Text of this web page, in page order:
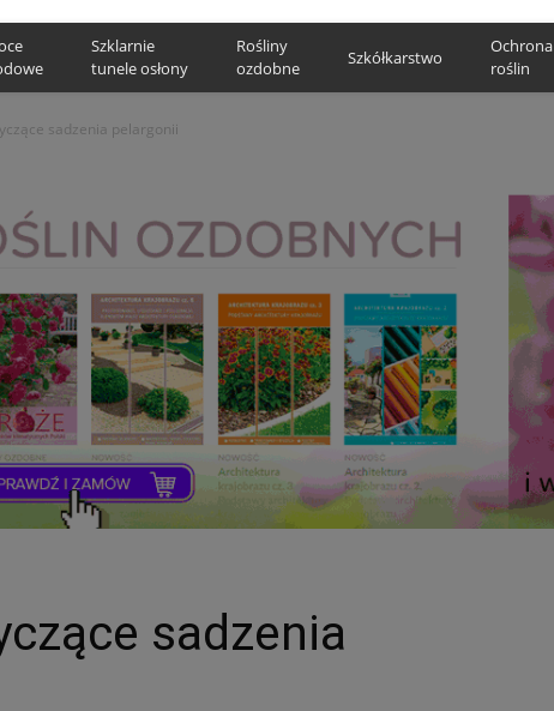
Szklarnie
tunele osłony
Rośliny
ozdobne
Szkółkarstwo
Ochrona
roślin
sadzenia pelargonii
sadzenia